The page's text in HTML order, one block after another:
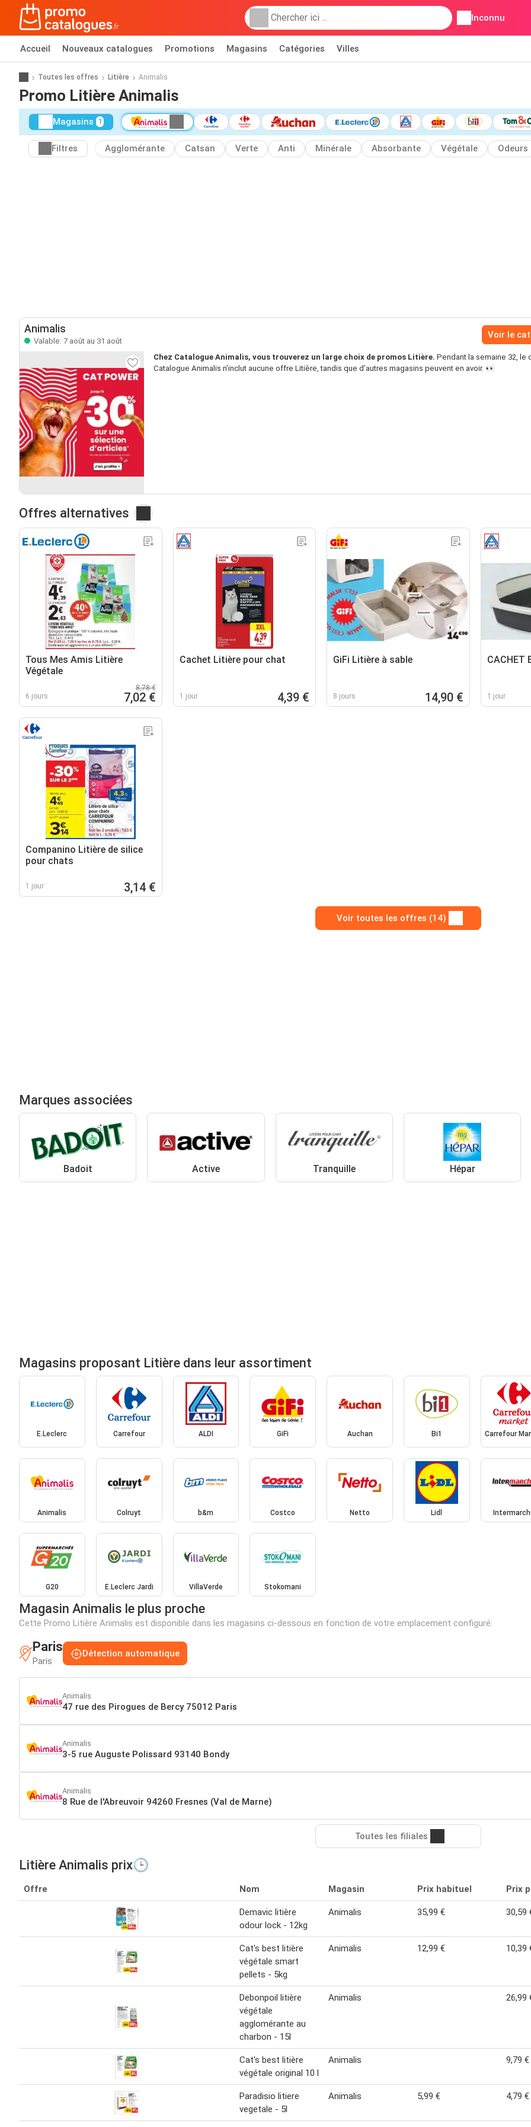
Inconnu
Accueil Nouveaux catalogues Promotions Magasins Catégories Villes
Toutes les offres Litière Animalis
Promo Litière Animalis
Magasins 1
Filtres Agglomérante Catsan Verte Anti Minérale Absorbante Végétale Odeurs
Animalis
Valable: 7 août au 31 août
Voir le
Chez Catalogue Animalis, vous trouverez un large choix de promos Litière. Pendant la semaine 32, le
Catalogue Animalis n’inclut aucune offre Litière, tandis que d’autres magasins peuvent en avoir. 👀
Offres alternatives
Tous Mes Amis Litière
Végétale
6 jours
8,78 €
7,02 €
Cachet Litière pour chat
1 jour 4,39 €
GiFi Litière à sable
8 jours 14,90 €
CACHET
1 jour
Companino Litière de silice
pour chats
1 jour 3,14 €
Voir toutes les offres (14)
Marques associées
Badoit Active Tranquille Hépar
Magasins proposant Litière dans leur assortiment
E.Leclerc Carrefour ALDI GiFi Auchan Bi1 Carrefour
Animalis Colruyt b&m Costco Netto Lidl
G20 E.Leclerc Jardi VillaVerde Stokomani
Magasin Animalis le plus proche
Cette Promo Litière Animalis est disponible dans les magasins ci-dessous en fonction de votre emplacement configuré:
Paris
Paris
Détection automatique
Animalis
47 rue des Pirogues de Bercy 75012 Paris
Animalis
3-5 rue Auguste Polissard 93140 Bondy
Animalis
8 Rue de l'Abreuvoir 94260 Fresnes (Val de Marne)
Toutes les filiales
Litière Animalis prix🕒
Offre Nom Magasin Prix habituel Prix
Demavic litière
odour lock - 12kg
Animalis 35,99 € 30,59
Cat's best litière
végétale smart
pellets - 5kg
Animalis 12,99 € 10,39
Debonpoil litière
végétale
agglomérante au
charbon - 15l
Animalis 26,99
Cat's best litière
végétale original 10 l
Animalis 9,79 €
Paradisio litiere
vegetale - 5l
Animalis 5,99 € 4,79 €